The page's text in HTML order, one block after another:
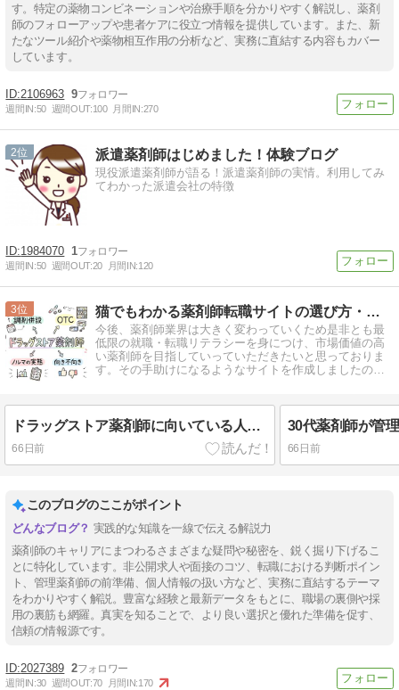
す。特定の薬物コンビネーションや治療手順を分かりやすく解説し、薬剤
師のフォローアップや患者ケアに役立つ情報を提供しています。また、新
たなツール紹介や薬物相互作用の分析など、実務に直結する内容もカバー
しています。
2106963 9
週間IN:50 週間OUT:100 月間IN:270
2 派遣薬剤師はじめました！体験ブログ
現役派遣薬剤師が語る！派遣薬剤師の実情。利用してみ
てわかった派遣会社の特徴
1984070 1
週間IN:50 週間OUT:20 月間IN:120
3 猫でもわかる薬剤師転職サイトの選び方・考え方
今後、薬剤師業界は大きく変わっていくため是非とも最
低限の就職・転職リテラシーを身につけ、市場価値の高
い薬剤師を目指していっていただきたいと思っておりま
す。その手助けになるようなサイトを作成しましたので
ドラッグストア薬剤師に向いている人・向いていない人｜OTC・調剤併設・ノルマの実態
66日前 66日前
このブログのここがポイント
実践的な知識を一線で伝える解説力
薬剤師のキャリアにまつわるさまざまな疑問や秘密を、鋭く掘り下げるこ
とに特化しています。非公開求人や面接のコツ、転職における判断ポイン
ト、管理薬剤師の前準備、個人情報の扱い方など、実務に直結するテーマ
をわかりやすく解説。豊富な経験と最新データをもとに、職場の裏側や採
用の裏筋も網羅。真実を知ることで、より良い選択と優れた準備を促す、
信頼の情報源です。
2027389 2
週間IN:30 週間OUT:70 月間IN:170